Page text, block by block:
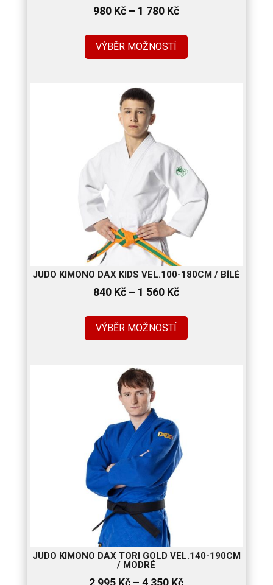
980 Kč – 1 780 KčRozpětí
980 Kč
až
VÝBĚR MOŽNOSTÍ
JUDO KIMONO DAX KIDS VEL.100-180CM / BÍLÉ
840 Kč – 1 560 KčRozpětí
840 Kč
až
VÝBĚR MOŽNOSTÍ
JUDO KIMONO DAX TORI GOLD VEL.140-190CM
/ MODRÉ
2 995 Kč – 4 350 KčRozpětí